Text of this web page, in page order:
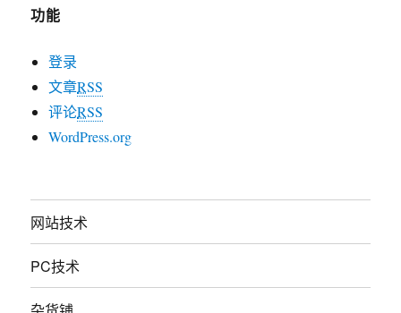
功能
登录
文章RSS
评论RSS
WordPress.org
网站技术
PC技术